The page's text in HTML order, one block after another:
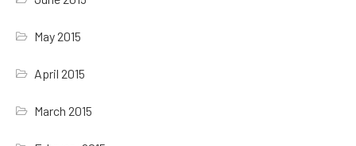
May 2015
April 2015
March 2015